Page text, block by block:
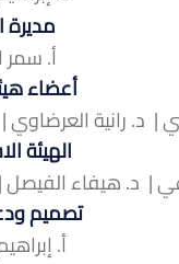
مديرة
أ. سمر
أعضاء
|  د. رانية
|  د. هيفاء
تصميم
أ.